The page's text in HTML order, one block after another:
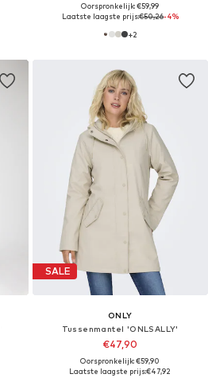
Oorspronkelijk: €59,99
Laatste laagste prijs:€50,26-4%
+2
SALE
ONLY
Tussenmantel 'ONLSALLY'
€47,90
Oorspronkelijk: €59,90
Laatste laagste prijs:€47,92